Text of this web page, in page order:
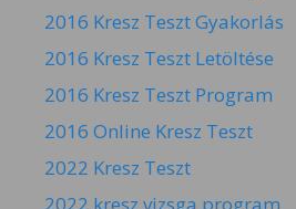
2016 Kresz Teszt Gyakorlás
2016 Kresz Teszt Letöltése
2016 Kresz Teszt Program
2016 Online Kresz Teszt
2022 Kresz Teszt